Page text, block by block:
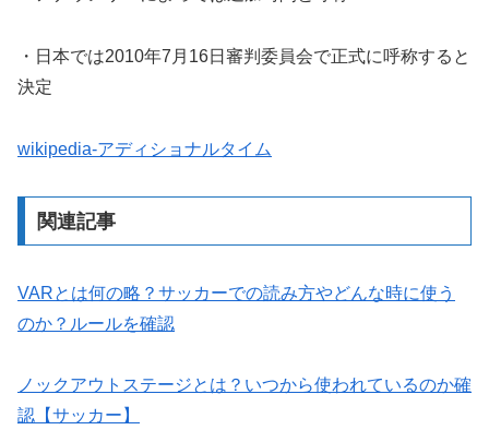
・日本では2010年7月16日審判委員会で正式に呼称すると
決定
wikipedia-アディショナルタイム
関連記事
VARとは何の略？サッカーでの読み方やどんな時に使う
のか？ルールを確認
ノックアウトステージとは？いつから使われているのか確
認【サッカー】